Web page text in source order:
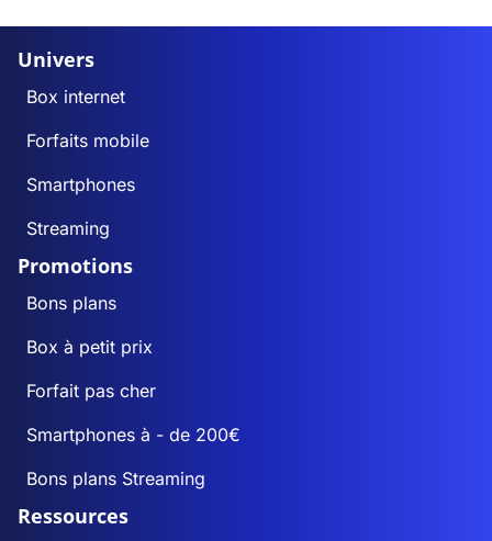
Univers
Box internet
Forfaits mobile
Smartphones
Streaming
Promotions
Bons plans
Box à petit prix
Forfait pas cher
Smartphones à - de 200€
Bons plans Streaming
Ressources